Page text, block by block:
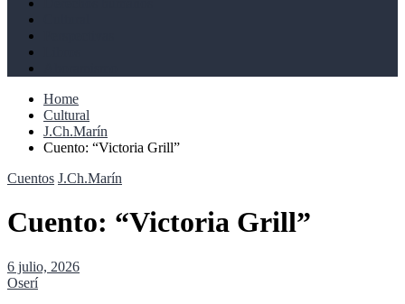
Home
Cultural
J.Ch.Marín
Cuento: “Victoria Grill”
Cuentos J.Ch.Marín
Cuento: “Victoria Grill”
6 julio, 2026
Oserí